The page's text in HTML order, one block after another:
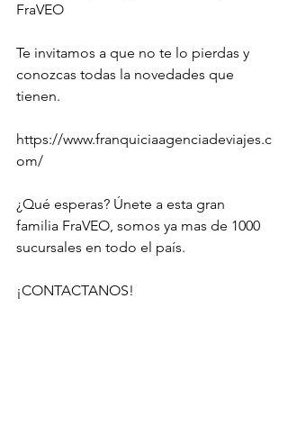
FraVEO
Te invitamos a que no te lo pierdas y
conozcas todas la novedades que
tienen.
https://www.franquiciaagenciadeviajes.c
om/
¿Qué esperas? Únete a esta gran
familia FraVEO, somos ya mas de 1000
sucursales en todo el país.
¡CONTACTANOS!